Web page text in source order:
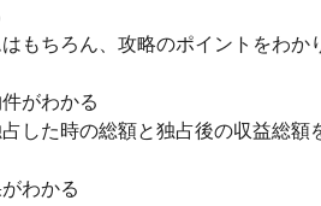
もちろん、攻略のポイントをわか
がわかる
した時の総額と独占後の収益総額
わかる